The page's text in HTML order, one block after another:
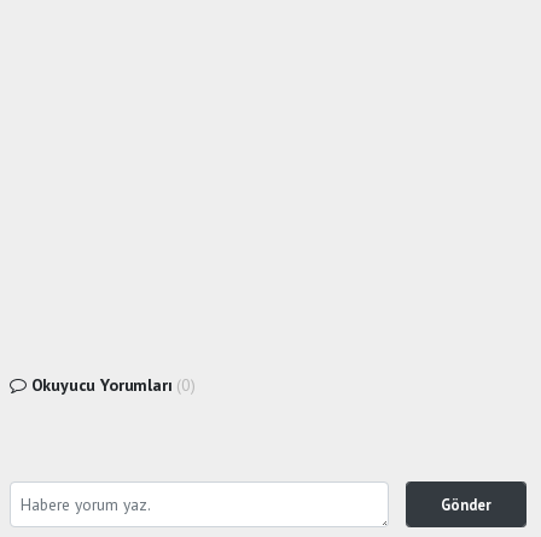
Okuyucu Yorumları (0)
Gönder